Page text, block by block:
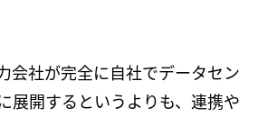
会社が完全に自社でデータセン
展開するというよりも、連携や